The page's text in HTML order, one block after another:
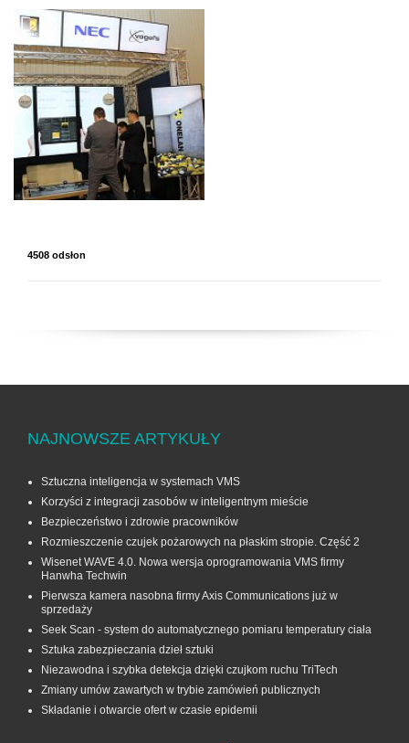
4508 odsłon
NAJNOWSZE ARTYKUŁY
Sztuczna inteligencja w systemach VMS
Korzyści z integracji zasobów w inteligentnym mieście
Bezpieczeństwo i zdrowie pracowników
Rozmieszczenie czujek pożarowych na płaskim stropie. Część 2
Wisenet WAVE 4.0. Nowa wersja oprogramowania VMS firmy
Hanwha Techwin
Pierwsza kamera nasobna firmy Axis Communications już w
sprzedaży
Seek Scan - system do automatycznego pomiaru temperatury ciała
Sztuka zabezpieczania dzieł sztuki
Niezawodna i szybka detekcja dzięki czujkom ruchu TriTech
Zmiany umów zawartych w trybie zamówień publicznych
Składanie i otwarcie ofert w czasie epidemii